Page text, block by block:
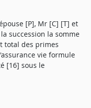
[P], Mr [C] [T] et
succession la somme
total des primes
vie formule
[16] sous le